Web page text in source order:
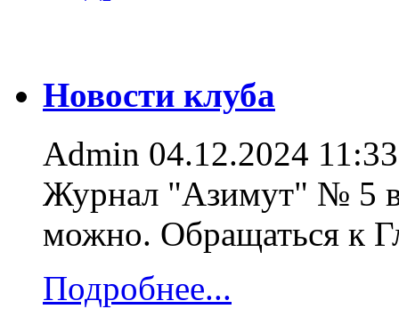
Новости клуба
Admin 04.12.2024 11:33
Журнал "Азимут" № 5
можно. Обращаться к
Подробнее...